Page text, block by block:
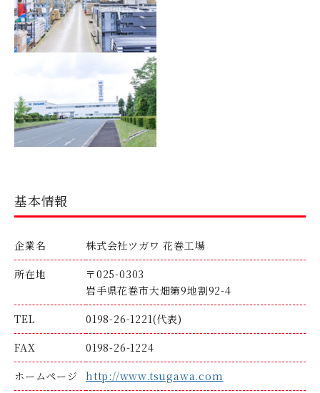
基本情報
企業名
株式会社ツガワ 花巻工場
所在地
〒025-0303
岩手県花巻市大畑第9地割92-4
TEL
0198-26-1221(代表)
FAX
0198-26-1224
ホームページ
http://www.tsugawa.com